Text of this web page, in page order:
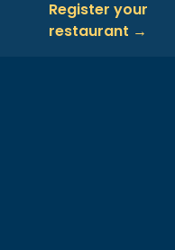
Register your
restaurant →